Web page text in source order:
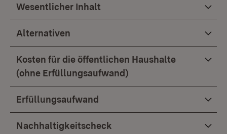
Wesentlicher Inhalt
Alternativen
Kosten für die öffentlichen Haushalte
(ohne Erfüllungsaufwand)
Erfüllungsaufwand
Nachhaltigkeitscheck